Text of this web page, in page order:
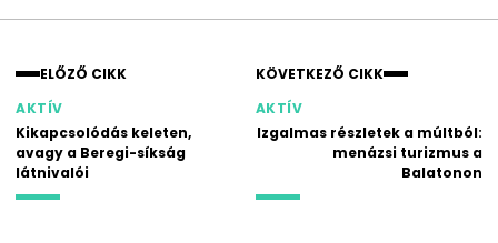
ELŐZŐ CIKK
AKTÍV
Kikapcsolódás keleten,
avagy a Beregi-síkság
látnivalói
KÖVETKEZŐ CIKK
AKTÍV
Izgalmas részletek a múltból:
menázsi turizmus a
Balatonon